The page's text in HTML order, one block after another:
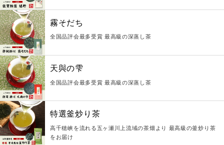
霧そだち
全国品評会最多受賞 最高級の深蒸し茶
天與の雫
全国品評会最多受賞 最高級の深蒸し茶
特選釜炒り茶
高千穂峡を流れる五ヶ瀬川上流域の茶畑より 最高級の釜炒り茶
をお届け